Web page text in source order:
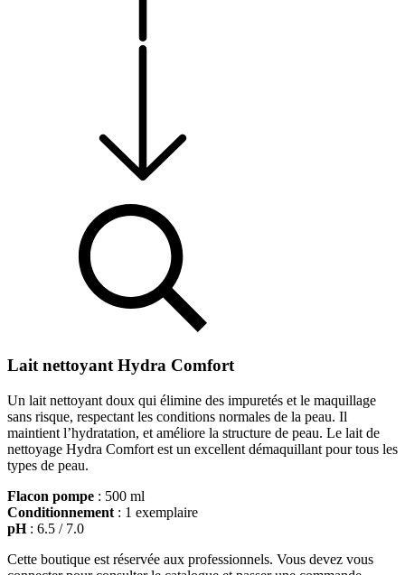
Lait nettoyant Hydra Comfort
Un lait nettoyant doux qui élimine des impuretés et le maquillage
sans risque, respectant les conditions normales de la peau. Il
maintient l’hydratation, et améliore la structure de peau. Le lait de
nettoyage Hydra Comfort est un excellent démaquillant pour tous les
types de peau.
Flacon pompe : 500 ml
Conditionnement : 1 exemplaire
pH : 6.5 / 7.0
Cette boutique est réservée aux professionnels. Vous devez vous